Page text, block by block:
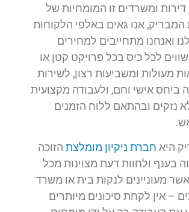
דירות ומשרדים זו המומחיות של
אנו גאים באלפי הלקוחות
ואנחנו מתחייבים למחירים
לכל כיס בכל פרויקט קטן או
מעולות ומשביעות רצון, לשירות
ביחס אישי וחם, ולעבודה מקצועית
נזקים ובהתאם ללוח הזמנים
היא חברת ניקיון מומלצת הזוכה
בענף ולחוות דעת מצוינות מכל
מעוניינים לנקות בית או משרד
– אין לקחת סיכונים מיותרים